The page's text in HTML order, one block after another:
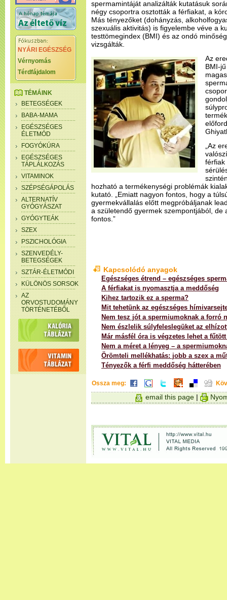
NYÁRI EGÉSZSÉG
Vérnyomás
Térdfájdalom
TÉMÁINK
BETEGSÉGEK
BABA-MAMA
EGÉSZSÉGES
ÉLETMÓD
FOGYÓKÚRA
EGÉSZSÉGES
TÁPLÁLKOZÁS
VITAMINOK
SZÉPSÉGÁPOLÁS
ALTERNATÍV
GYÓGYÁSZAT
GYÓGYTEÁK
SZEX
PSZICHOLÓGIA
SZENVEDÉLY-
BETEGSÉGEK
SZTÁR-ÉLETMÓDI
KÜLÖNÖS SORSOK
AZ
ORVOSTUDOMÁNY
TÖRTÉNETÉBŐL
spermamintáját analizálták kutatásuk
négy csoportra osztották a férfiakat, a
Más tényezőket (dohányzás,
szexuális aktivitás) is figyelembe véve a
testtömegindex (BMI) és az ondó
vizsgálták.
Az
BMI-
„Az
férfiak
hozható a termékenységi problémák
kutató. „Emiatt nagyon fontos, hogy a
gyermekvállalás előtt megpróbáljanak
a születendő gyermek szempontjából, de
fontos.”
Kapcsolódó anyagok
Egészséges étrend – egészséges
A férfiakat is nyomasztja a meddőség
Kihez tartozik ez a sperma?
Mit tehetünk az egészséges
Nem tesz jót a spermiumoknak a forró
Nem észlelik súlyfeleslegüket az
Már másfél óra is végzetes lehet a
Nem a méret a lényeg – a
Örömteli mellékhatás: jobb a szex a
Tényezők a férfi meddőség hátterében
Ossza meg:
email this page |